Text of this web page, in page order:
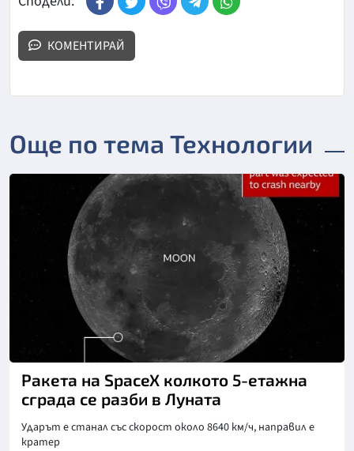
КОМЕНТИРАЙ
Още по тема Технологии
Ракета на SpaceX колкото 5-етажна
сграда се разби в Луната
Ударът е станал със скорост около 8640 км/ч, направил е
кратер